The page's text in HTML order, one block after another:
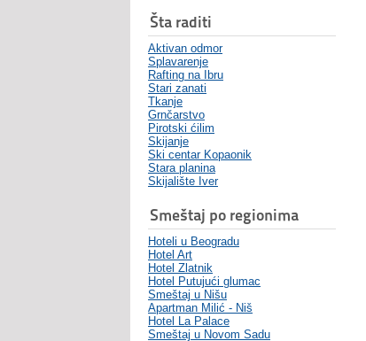
Šta raditi
Aktivan odmor
Splavarenje
Rafting na Ibru
Stari zanati
Tkanje
Grnčarstvo
Pirotski ćilim
Skijanje
Ski centar Kopaonik
Stara planina
Skijalište Iver
Smeštaj po regionima
Hoteli u Beogradu
Hotel Art
Hotel Zlatnik
Hotel Putujući glumac
Smeštaj u Nišu
Apartman Milić - Niš
Hotel La Palace
Smeštaj u Novom Sadu